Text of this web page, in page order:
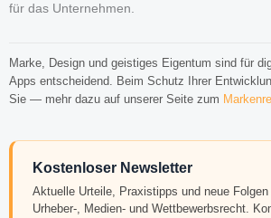
für das Unternehmen.
Marke, Design und geistiges Eigentum sind für
Apps entscheidend. Beim Schutz Ihrer
Sie — mehr dazu auf unserer Seite zum
Kostenloser Newsletter
Aktuelle Urteile, Praxistipps und neue Folgen
Urheber-, Medien- und Wettbewerbsrecht.